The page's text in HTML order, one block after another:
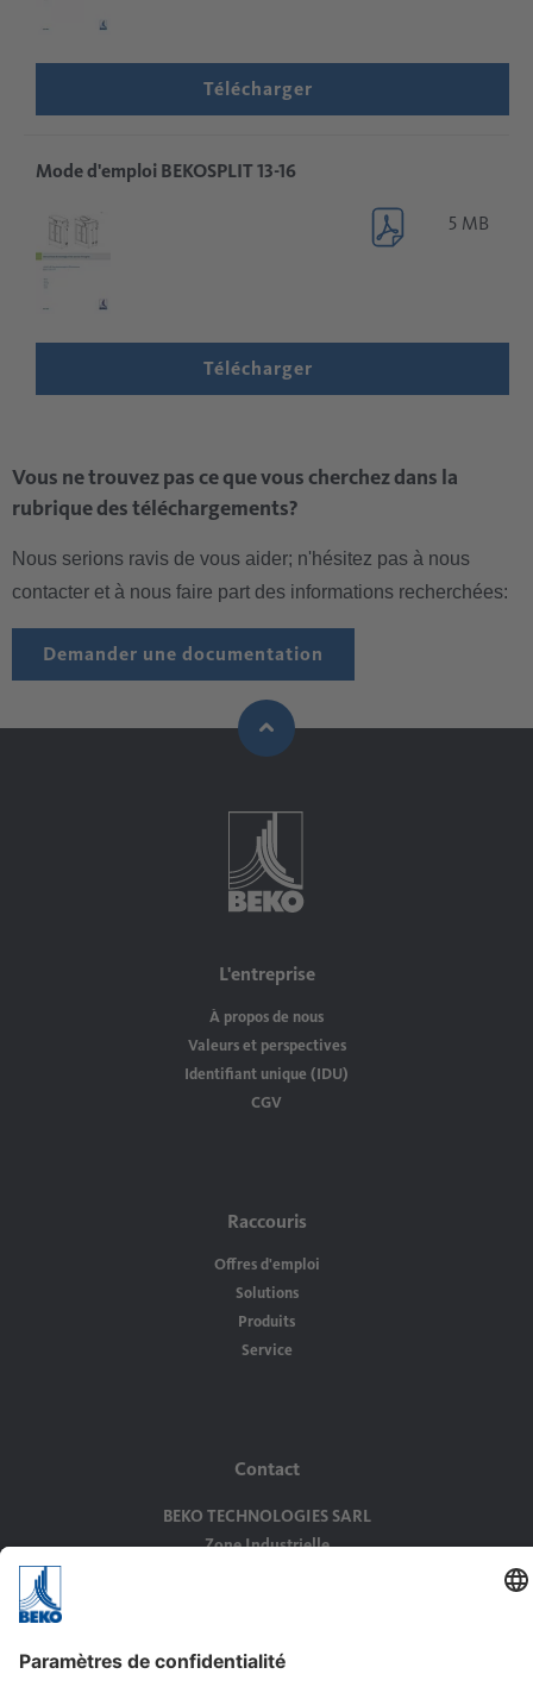
Télécharger
Mode d'emploi BEKOSPLIT 13-16
5 MB
Télécharger
Vous ne trouvez pas ce que vous cherchez dans la
rubrique des téléchargements?
Nous serions ravis de vous aider; n'hésitez pas à nous
contacter et à nous faire part des informations recherchées:
Demander une documentation
L'entreprise
À propos de nous
Valeurs et perspectives
Identifiant unique (IDU)
CGV
Raccouris
Offres d'emploi
Solutions
Produits
Service
Contact
BEKO TECHNOLOGIES SARL
Zone Industrielle